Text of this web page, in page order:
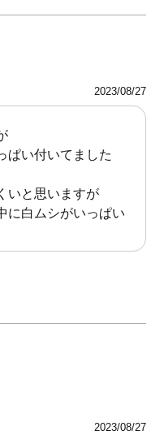
2023/08/27
ぱい付いてました
いと思いますが
に白ムシがいっぱい
2023/08/27